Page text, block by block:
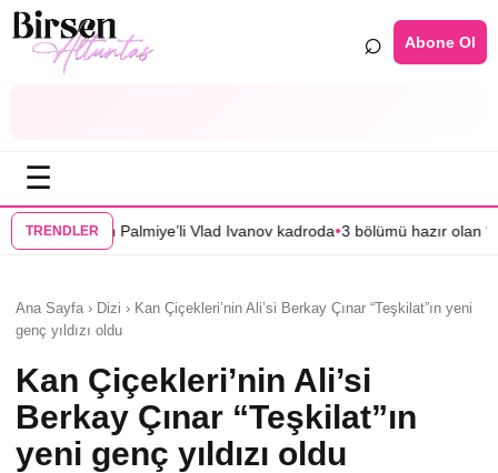
⌕ Abone Ol
☰
TRENDLER
Vlad Ivanov kadroda•3 bölümü hazır olan “Mercan Köşk”ün afişi
Ana Sayfa › Dizi › Kan Çiçekleri’nin Ali’si Berkay Çınar “Teşkilat”ın yeni
genç yıldızı oldu
Kan Çiçekleri’nin Ali’si
Berkay Çınar “Teşkilat”ın
yeni genç yıldızı oldu